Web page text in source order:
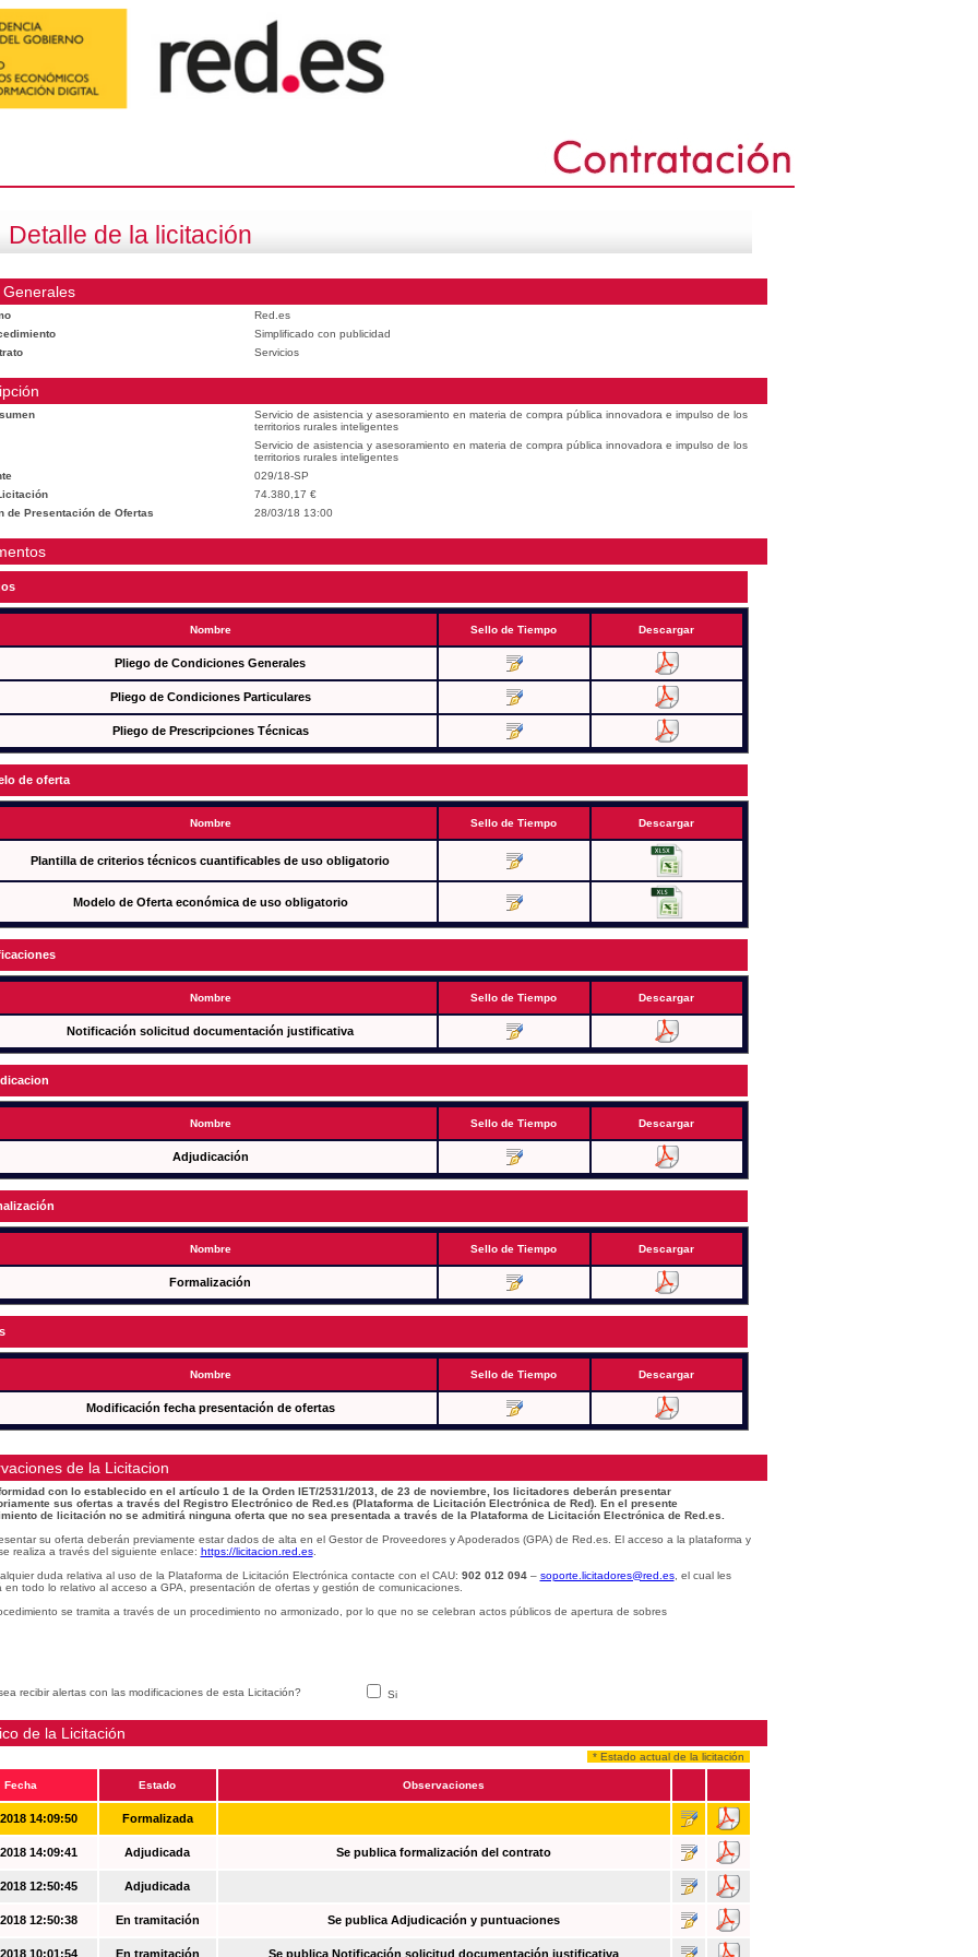
Detalle de la licitación
Generales
Red.es
Simplificado con publicidad
Servicios
Servicio de asistencia y asesoramiento en materia de compra pública innovadora e impulso de los
territorios rurales inteligentes
Servicio de asistencia y asesoramiento en materia de compra pública innovadora e impulso de los
territorios rurales inteligentes
029/18-SP
74.380,17 €
de Presentación de Ofertas
28/03/18 13:00
Nombre Sello de Tiempo Descargar
Pliego de Condiciones Generales
Pliego de Condiciones Particulares
Pliego de Prescripciones Técnicas
de oferta
Nombre Sello de Tiempo Descargar
Plantilla de criterios técnicos cuantificables de uso obligatorio
Modelo de Oferta económica de uso obligatorio
Nombre Sello de Tiempo Descargar
Notificación solicitud documentación justificativa
Nombre Sello de Tiempo Descargar
Adjudicación
Nombre Sello de Tiempo Descargar
Formalización
Nombre Sello de Tiempo Descargar
Modificación fecha presentación de ofertas
de la Licitacion
con lo establecido en el artículo 1 de la Orden IET/2531/2013, de 23 de noviembre, los licitadores deberán presentar
sus ofertas a través del Registro Electrónico de Red.es (Plataforma de Licitación Electrónica de Red). En el presente
de licitación no se admitirá ninguna oferta que no sea presentada a través de la Plataforma de Licitación Electrónica de Red.es.
su oferta deberán previamente estar dados de alta en el Gestor de Proveedores y Apoderados (GPA) de Red.es. El acceso a la plataforma y
realiza a través del siguiente enlace: https://licitacion.red.es.
duda relativa al uso de la Plataforma de Licitación Electrónica contacte con el CAU: 902 012 094– soporte.licitadores@red.es, el cual les
en todo lo relativo al acceso a GPA, presentación de ofertas y gestión de comunicaciones.
se tramita a través de un procedimiento no armonizado, por lo que no se celebran actos públicos de apertura de sobres
recibir alertas con las modificaciones de esta Licitación? Si
de la Licitación
* Estado actual de la licitación
Fecha Estado Observaciones
14:09:50 Formalizada
14:09:41 Adjudicada Se publica formalización del contrato
12:50:45 Adjudicada
12:50:38 En tramitación Se publica Adjudicación y puntuaciones
10:01:54 En tramitación Se publica Notificación solicitud documentación justificativa